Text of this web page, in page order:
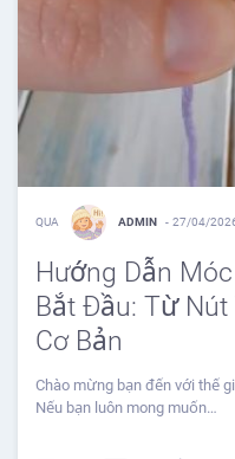
QUA ADMIN - 27/04/
Hướng Dẫn
Bắt Đầu: Từ
Cơ Bản
Chào mừng bạn đến với thế
Nếu bạn luôn mong muốn…